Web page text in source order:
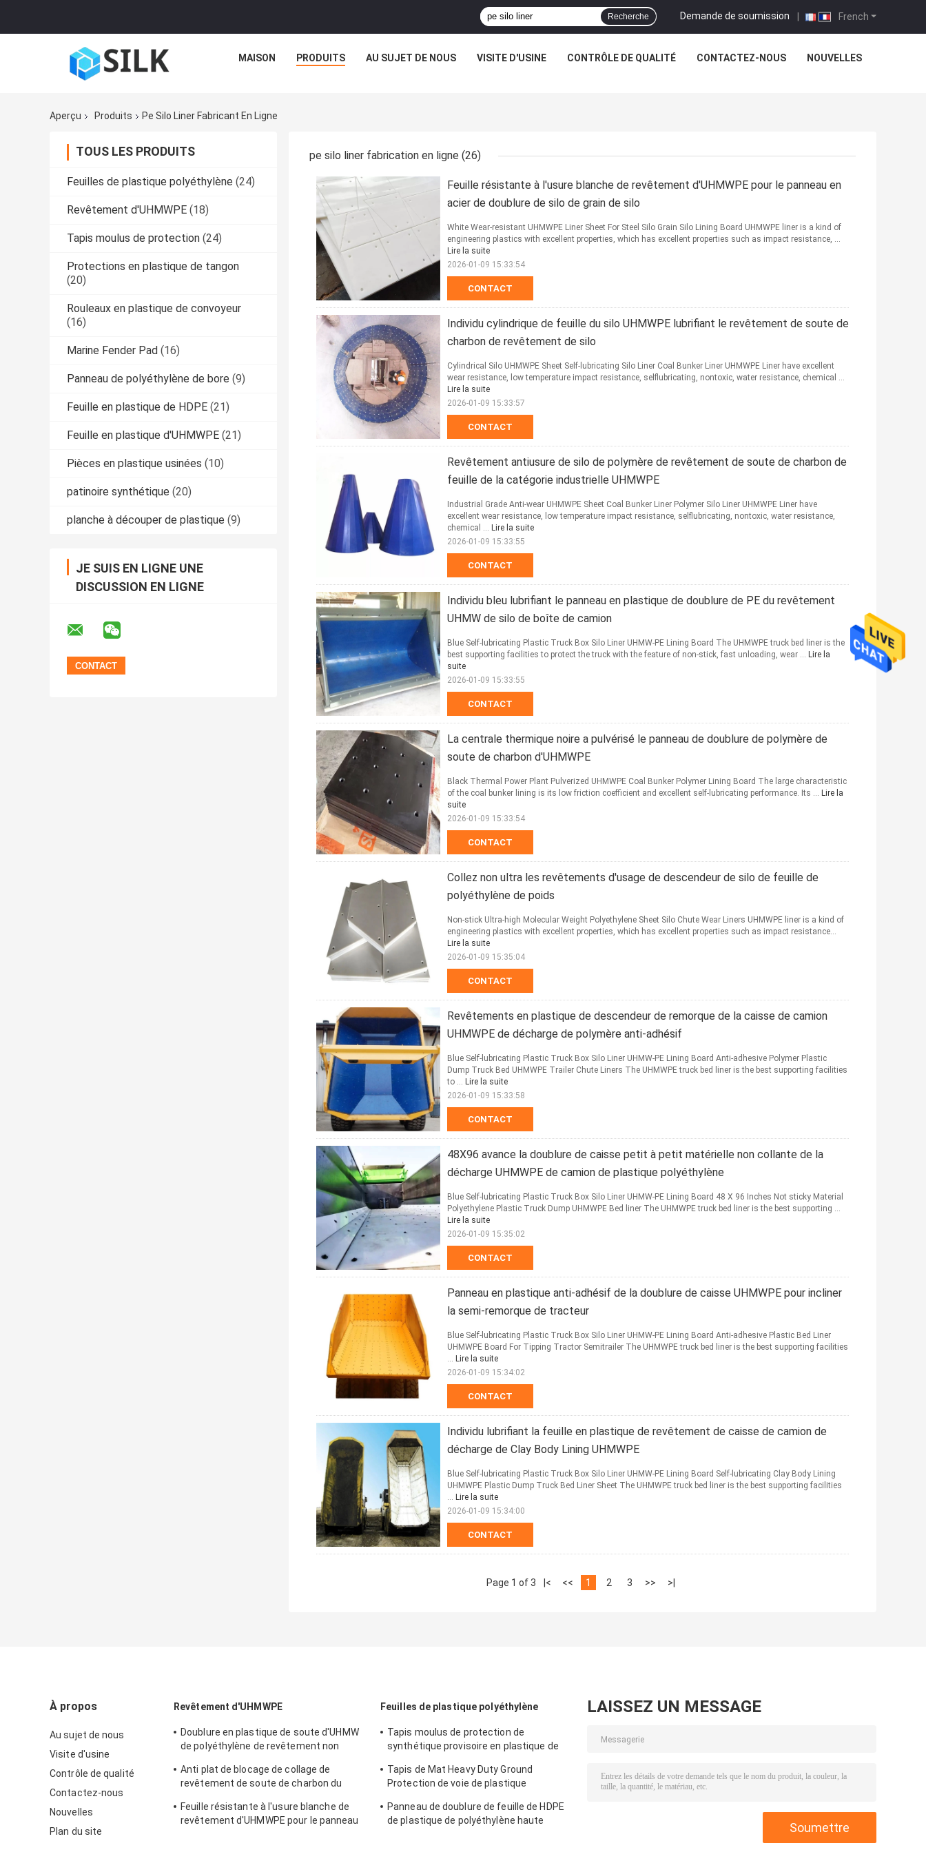
French
Demande de soumission |
Recherche
MAISON PRODUITS AU SUJET DE NOUS VISITE D'USINE CONTRÔLE DE QUALITÉ CONTACTEZ-NOUS NOUVELLES
Aperçu Produits Pe Silo Liner Fabricant En Ligne
TOUS LES PRODUITS
Feuilles de plastique polyéthylène (24)
Revêtement d'UHMWPE (18)
Tapis moulus de protection (24)
Protections en plastique de tangon
(20)
Rouleaux en plastique de convoyeur
(16)
Marine Fender Pad (16)
Panneau de polyéthylène de bore (9)
Feuille en plastique de HDPE (21)
Feuille en plastique d'UHMWPE (21)
Pièces en plastique usinées (10)
patinoire synthétique (20)
planche à découper de plastique (9)
JE SUIS EN LIGNE UNE
DISCUSSION EN LIGNE
pe silo liner fabrication en ligne (26)
Feuille résistante à l'usure blanche de revêtement d'UHMWPE pour le panneau en
acier de doublure de silo de grain de silo
CONTACT
White Wear-resistant UHMWPE Liner Sheet For Steel Silo Grain Silo Lining Board UHMWPE liner is a kind of
engineering plastics with excellent properties, which has excellent properties such as impact resistance, ...
Lire la suite
2026-01-09 15:33:54
Individu cylindrique de feuille du silo UHMWPE lubrifiant le revêtement de soute de
charbon de revêtement de silo
CONTACT
Cylindrical Silo UHMWPE Sheet Self-lubricating Silo Liner Coal Bunker Liner UHMWPE Liner have excellent
wear resistance, low temperature impact resistance, selflubricating, nontoxic, water resistance, chemical ...
Lire la suite
2026-01-09 15:33:57
Revêtement antiusure de silo de polymère de revêtement de soute de charbon de
feuille de la catégorie industrielle UHMWPE
CONTACT
Industrial Grade Anti-wear UHMWPE Sheet Coal Bunker Liner Polymer Silo Liner UHMWPE Liner have
excellent wear resistance, low temperature impact resistance, selflubricating, nontoxic, water resistance,
chemical ... Lire la suite
2026-01-09 15:33:55
Individu bleu lubrifiant le panneau en plastique de doublure de PE du revêtement
UHMW de silo de boîte de camion
CONTACT
Blue Self-lubricating Plastic Truck Box Silo Liner UHMW-PE Lining Board The UHMWPE truck bed liner is the
best supporting facilities to protect the truck with the feature of non-stick, fast unloading, wear ... Lire la
suite
2026-01-09 15:33:55
La centrale thermique noire a pulvérisé le panneau de doublure de polymère de
soute de charbon d'UHMWPE
CONTACT
Black Thermal Power Plant Pulverized UHMWPE Coal Bunker Polymer Lining Board The large characteristic
of the coal bunker lining is its low friction coefficient and excellent self-lubricating performance. Its ... Lire la
suite
2026-01-09 15:33:54
Collez non ultra les revêtements d'usage de descendeur de silo de feuille de
polyéthylène de poids
CONTACT
Non-stick Ultra-high Molecular Weight Polyethylene Sheet Silo Chute Wear Liners UHMWPE liner is a kind of
engineering plastics with excellent properties, which has excellent properties such as impact resistance...
Lire la suite
2026-01-09 15:35:04
Revêtements en plastique de descendeur de remorque de la caisse de camion
UHMWPE de décharge de polymère anti-adhésif
CONTACT
Blue Self-lubricating Plastic Truck Box Silo Liner UHMW-PE Lining Board Anti-adhesive Polymer Plastic
Dump Truck Bed UHMWPE Trailer Chute Liners The UHMWPE truck bed liner is the best supporting facilities
to ... Lire la suite
2026-01-09 15:33:58
48X96 avance la doublure de caisse petit à petit matérielle non collante de la
décharge UHMWPE de camion de plastique polyéthylène
CONTACT
Blue Self-lubricating Plastic Truck Box Silo Liner UHMW-PE Lining Board 48 X 96 Inches Not sticky Material
Polyethylene Plastic Truck Dump UHMWPE Bed liner The UHMWPE truck bed liner is the best supporting ...
Lire la suite
2026-01-09 15:35:02
Panneau en plastique anti-adhésif de la doublure de caisse UHMWPE pour incliner
la semi-remorque de tracteur
CONTACT
Blue Self-lubricating Plastic Truck Box Silo Liner UHMW-PE Lining Board Anti-adhesive Plastic Bed Liner
UHMWPE Board For Tipping Tractor Semitrailer The UHMWPE truck bed liner is the best supporting facilities
... Lire la suite
2026-01-09 15:34:02
Individu lubrifiant la feuille en plastique de revêtement de caisse de camion de
décharge de Clay Body Lining UHMWPE
CONTACT
Blue Self-lubricating Plastic Truck Box Silo Liner UHMW-PE Lining Board Self-lubricating Clay Body Lining
UHMWPE Plastic Dump Truck Bed Liner Sheet The UHMWPE truck bed liner is the best supporting facilities
... Lire la suite
2026-01-09 15:34:00
Page 1 of 3 |< << 1 2 3 >> >|
À propos
Au sujet de nous
Visite d'usine
Contrôle de qualité
Contactez-nous
Nouvelles
Plan du site
Revêtement d'UHMWPE
Doublure en plastique de soute d'UHMW
de polyéthylène de revêtement non
charbon
Anti plat de blocage de collage de
revêtement de soute de charbon du
mine de charbon
Feuille résistante à l'usure blanche de
revêtement d'UHMWPE pour le panneau
Feuilles de plastique polyéthylène
Tapis moulus de protection de
synthétique provisoire en plastique de
Tapis de Mat Heavy Duty Ground
Protection de voie de plastique
Panneau de doublure de feuille de HDPE
de plastique de polyéthylène haute
LAISSEZ UN MESSAGE